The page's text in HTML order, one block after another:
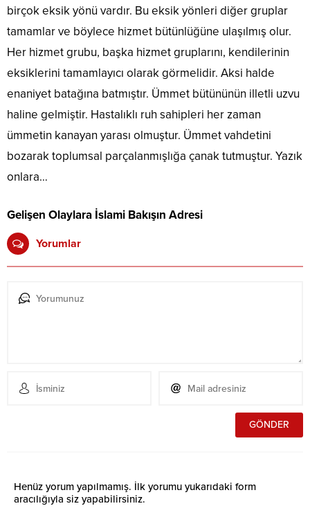
birçok eksik yönü vardır. Bu eksik yönleri diğer gruplar
tamamlar ve böylece hizmet bütünlüğüne ulaşılmış olur.
Her hizmet grubu, başka hizmet gruplarını, kendilerinin
eksiklerini tamamlayıcı olarak görmelidir. Aksi halde
enaniyet batağına batmıştır. Ümmet bütününün illetli uzvu
haline gelmiştir. Hastalıklı ruh sahipleri her zaman
ümmetin kanayan yarası olmuştur. Ümmet vahdetini
bozarak toplumsal parçalanmışlığa çanak tutmuştur. Yazık
onlara…
Gelişen Olaylara İslami Bakışın Adresi
Yorumlar
Henüz yorum yapılmamış. İlk yorumu yukarıdaki form
aracılığıyla siz yapabilirsiniz.